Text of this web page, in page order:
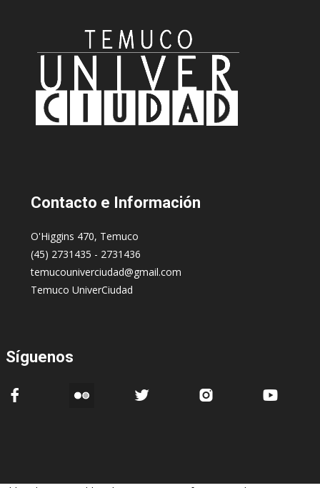
Contacto e Información
O'Higgins 470, Temuco
(45) 2731435 - 2731436
temucouniverciudad@gmail.com
Temuco UniverCiudad
Síguenos